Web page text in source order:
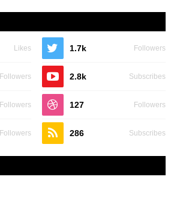
Likes 1.7k Followers
Followers 2.8k Subscribes
Followers 127 Followers
Followers 286 Subscribes